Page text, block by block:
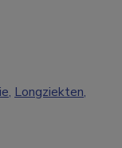
, Longziekten,